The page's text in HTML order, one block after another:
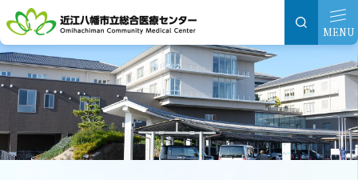
ロ
ー
バ
ビ
文
へ
ー
カ
ル
ゲ
ッ
タ
ー
MENU